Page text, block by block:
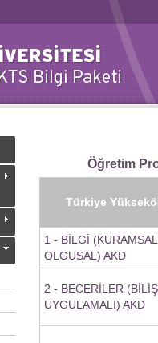
Öğretim
Türkiye
1 - BİLGİ
OLGUSAL) AKD
2 - BECERİLER
UYGULAMALI) AKD